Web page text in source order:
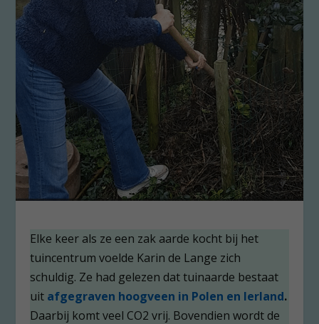
Elke keer als ze een zak aarde kocht bij het
tuincentrum voelde Karin de Lange zich
schuldig. Ze had gelezen dat tuinaarde bestaat
uit afgegraven hoogveen in Polen en Ierland.
Daarbij komt veel CO2 vrij. Bovendien wordt de